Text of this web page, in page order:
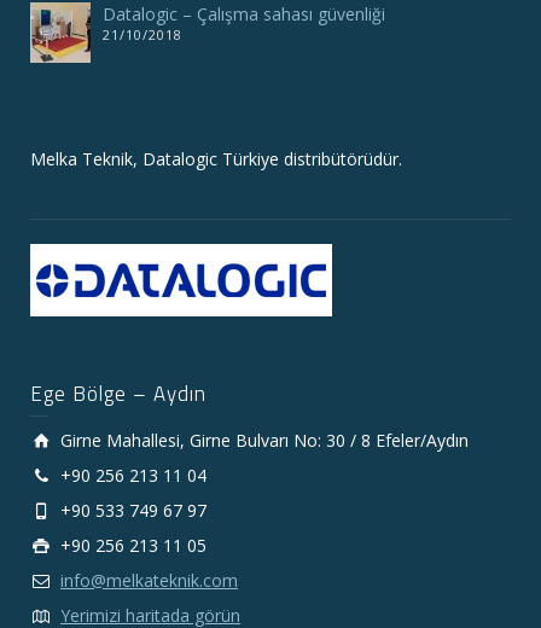
Datalogic – Çalışma sahası güvenliği
21/10/2018
Melka Teknik, Datalogic Türkiye distribütörüdür.
Ege Bölge – Aydın
Girne Mahallesi, Girne Bulvarı No: 30 / 8 Efeler/Aydın
+90 256 213 11 04
+90 533 749 67 97
+90 256 213 11 05
info@melkateknik.com
Yerimizi haritada görün